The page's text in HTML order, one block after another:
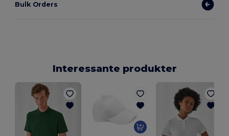
Bulk Orders
Interessante produkter